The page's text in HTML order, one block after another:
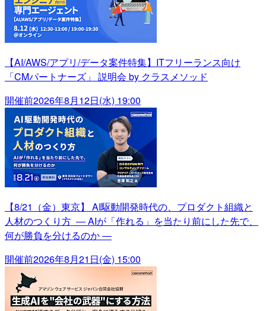
【AI/AWS/アプリ/データ案件特集】ITフリーランス向け
「CMパートナーズ」 説明会 by クラスメソッド
開催前2026年8月12日(水) 19:00
【8/21（金）東京】 AI駆動開発時代の、プロダクト組織と
人材のつくり方 ― AIが「作れる」を当たり前にした先で、
何が勝負を分けるのか ―
開催前2026年8月21日(金) 15:00